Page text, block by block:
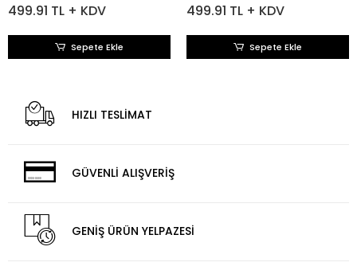
499.91 TL + KDV
Sepete Ekle
499.91 TL + KDV
Sepete Ekle
HIZLI TESLİMAT
GÜVENLİ ALIŞVERİŞ
GENİŞ ÜRÜN YELPAZESİ